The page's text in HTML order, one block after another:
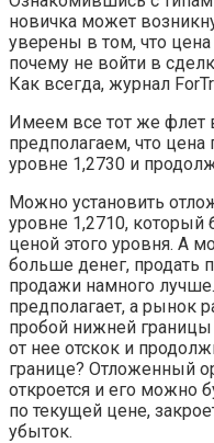
новичка может
уверены в том, что
почему не войти в
Как всегда, журнал
Имеем все тот же флет
предполагаем, что
уровне 1,2730 и
Можно установить
уровне 1,2710, который
ценой этого уровня. А
больше денег, продать
продажи намного
предполагает, а рынок
пробой нижней границы
от нее отскок и
границе? Отложенный
откроется и его можно
по текущей цене,
убыток.